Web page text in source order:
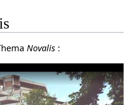
Novalis :